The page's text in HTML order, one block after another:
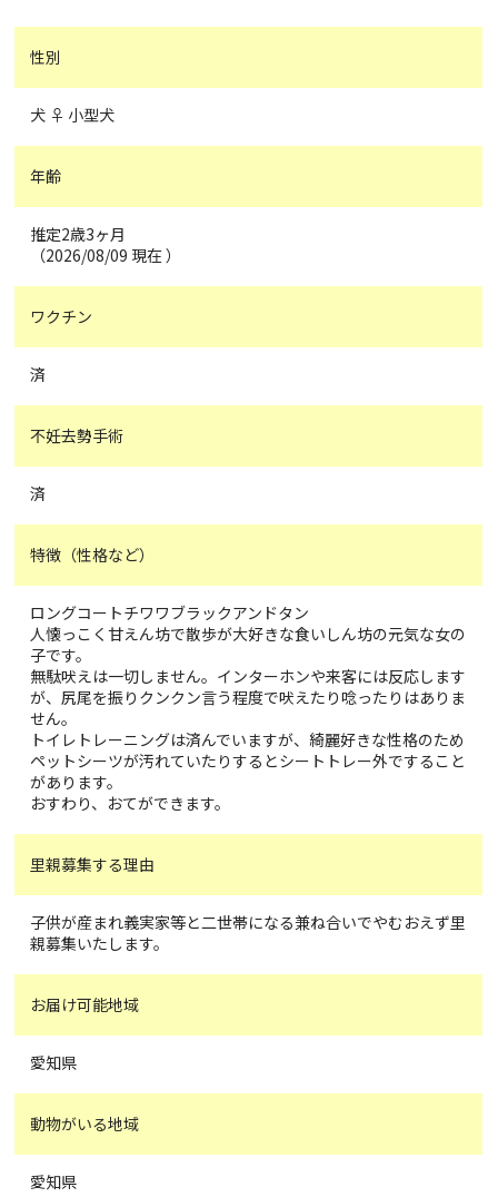
性別
犬 ♀ 小型犬
年齢
推定2歳3ヶ月
（2026/08/09 現在 ）
ワクチン
済
不妊去勢手術
済
特徴（性格など）
ロングコートチワワブラックアンドタン
人懐っこく甘えん坊で散歩が大好きな食いしん坊の元気な女の
子です。
無駄吠えは一切しません。インターホンや来客には反応します
が、尻尾を振りクンクン言う程度で吠えたり唸ったりはありま
せん。
トイレトレーニングは済んでいますが、綺麗好きな性格のため
ペットシーツが汚れていたりするとシートトレー外ですること
があります。
おすわり、おてができます。
里親募集する理由
子供が産まれ義実家等と二世帯になる兼ね合いでやむおえず里
親募集いたします。
お届け可能地域
愛知県
動物がいる地域
愛知県